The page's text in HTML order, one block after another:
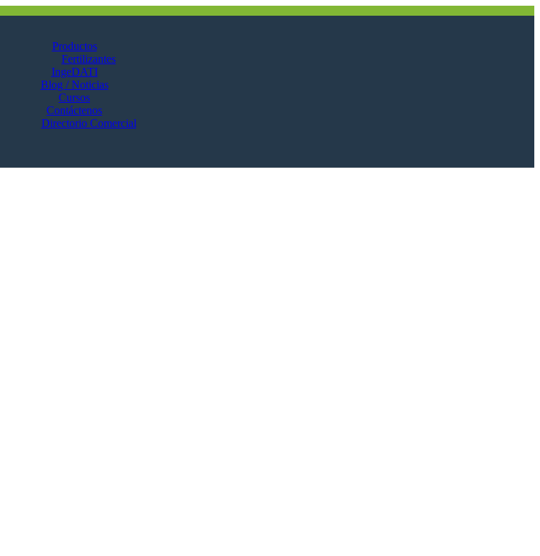
Productos
Fertilizantes
IngeDATI
Blog / Noticias
Cursos
Contáctenos
Directorio Comercial